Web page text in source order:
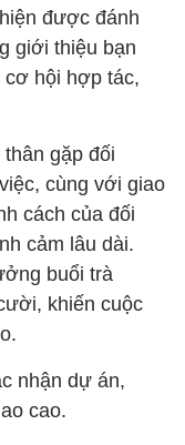
được đánh
giới thiệu bạn
cơ hội hợp tác,
gặp đối
cùng với giao
cách của đối
cảm lâu dài.
buổi trà
khiến cuộc
nhận dự án,
cao.